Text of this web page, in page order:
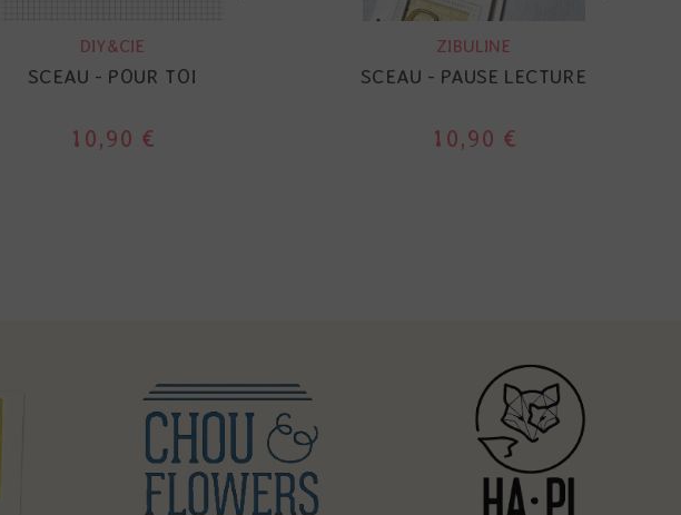
DIY&CIE
SCEAU - POUR TOI
10,90 €
ZIBULINE
SCEAU - PAUSE LECTURE
10,90 €